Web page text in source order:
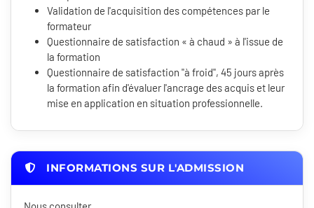
Validation de l'acquisition des compétences par le
formateur
Questionnaire de satisfaction « à chaud » à l'issue de
la formation
Questionnaire de satisfaction "à froid", 45 jours après
la formation afin d'évaluer l'ancrage des acquis et leur
mise en application en situation professionnelle.
INFORMATIONS SUR L'ADMISSION